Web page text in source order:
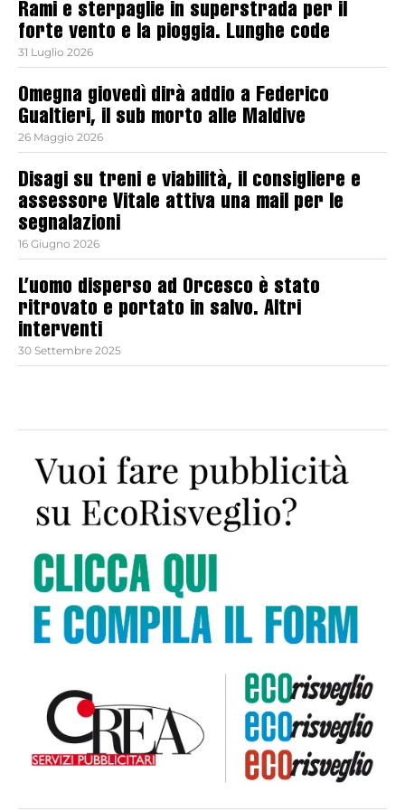
Rami e sterpaglie in superstrada per il
forte vento e la pioggia. Lunghe code
31 Luglio 2026
Omegna giovedì dirà addio a Federico
Gualtieri, il sub morto alle Maldive
26 Maggio 2026
Disagi su treni e viabilità, il consigliere e
assessore Vitale attiva una mail per le
segnalazioni
16 Giugno 2026
L’uomo disperso ad Orcesco è stato
ritrovato e portato in salvo. Altri
interventi
30 Settembre 2025